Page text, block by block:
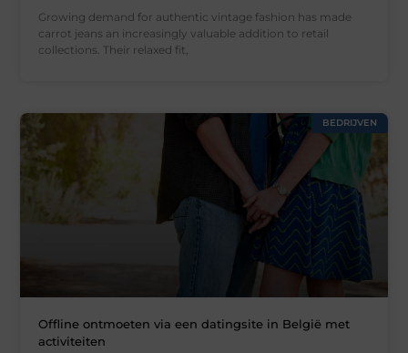
Growing demand for authentic vintage fashion has made
carrot jeans an increasingly valuable addition to retail
collections. Their relaxed fit,
BEDRIJVEN
Offline ontmoeten via een datingsite in België met
activiteiten